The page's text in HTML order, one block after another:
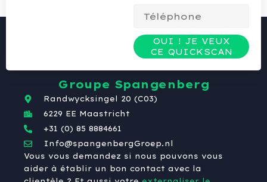
OUI ! JE VEUX
CE QUICKSCAN
Groupe Spangenberg
Randwycksingel 20 (C03)
6229 EE Maastricht
+31 (0) 85 8884661
Info@spangenbergGroep.nl
Vous vous demandez si nous pouvons vous
aider à établir un bon contact avec la